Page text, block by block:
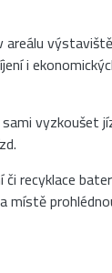
i
vyzkoušet
recyklace
místě